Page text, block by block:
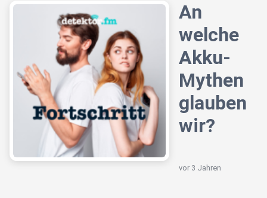
An
welche
Akku-
Mythen
glauben
wir?
vor 3 Jahren